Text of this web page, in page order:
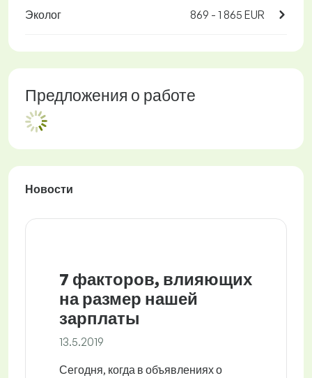
Эколог 869 - 1 865 EUR
Предложения о работе
Новости
7 факторов, влияющих
на размер нашей
зарплаты
13.5.2019
Сегодня, когда в объявлениях о